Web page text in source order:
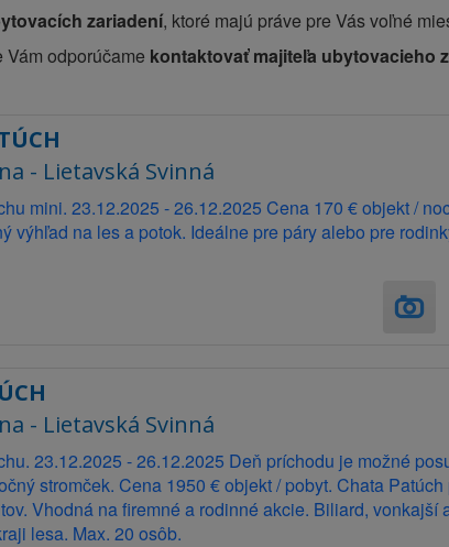
zariadení, ktoré majú práve pre Vás voľné
odporúčame kontaktovať majiteľa ubytovacieho
- Lietavská Svinná
mini. 23.12.2025 - 26.12.2025 Cena 170 € objekt /
výhľad na les a potok. Ideálne pre páry alebo pre
- Lietavská Svinná
23.12.2025 - 26.12.2025 Deň príchodu je možné
stromček. Cena 1950 € objekt / pobyt. Chata
Vhodná na firemné a rodinné akcie. Biliard, vonkajší
lesa. Max. 20 osôb.